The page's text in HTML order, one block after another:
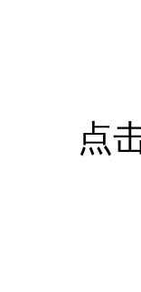
点击